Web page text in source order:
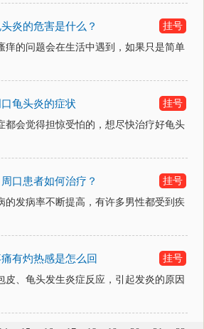
炎的危害是什么？
挂号
痒的问题会在生活中遇到，如果只是简单
龟头炎的症状
挂号
都会觉得担惊受怕的，想尽快治疗好龟头
口患者如何治疗？
挂号
的发病率不断提高，有许多男性都受到疾
有灼热感是怎么回
挂号
皮、龟头发生炎症反应，引起发炎的原因